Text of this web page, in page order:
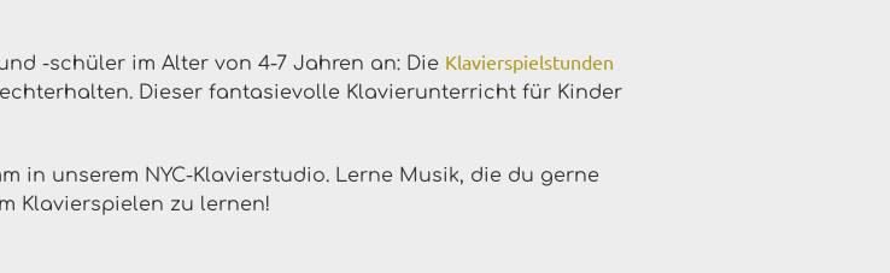
-schüler im Alter von 4-7 Jahren an: Die Klavierspielstunden
Dieser fantasievolle Klavierunterricht für Kinder
in unserem NYC-Klavierstudio. Lerne Musik, die du gerne
Klavierspielen zu lernen!